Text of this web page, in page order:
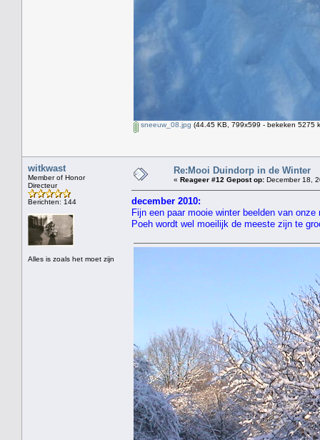
sneeuw_08.jpg (44.45 KB, 799x599 - bekeken 5275
witkwast
Member of Honor
Directeur
Berichten: 144
Alles is zoals het moet zijn
Re:Mooi Duindorp in de Winter
« Reageer #12 Gepost op: December 18,
december 2010:
Fijn een paar mooie winter beelden van
Poeh wordt wel moeilijk de meeste zijn te